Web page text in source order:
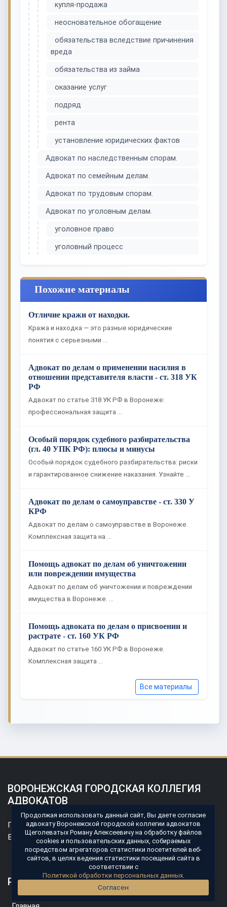
купля-продажа
неосновательное обогащение
обязательства вследствие причинения
вреда
обязательства из займа
оказание услуг
подряд
рента
установление юридических фактов
Адвокат по наследственным спорам.
Адвокат по семейным делам.
Адвокат по трудовым спорам.
Адвокат по уголовным делам.
уголовное право
уголовный процесс
Похожие материалы
Отличие кражи от находки.
Кража и находка — это разные юридические
понятия с серьезными …
Адвокат по делам о применении насилия в
отношении представителя власти - ст. 318 УК
РФ
Адвокат по статье 318 УК РФ в Воронеже:
профессиональная защита …
Особый порядок судебного разбирательства
(гл. 40 УПК РФ): плюсы и минусы
Особый порядок судебного разбирательства: риски
и гарантированное снижение наказания. Узнайте …
Адвокат по делам о самоуправстве - ст. 330 У
КРФ
Адвокат по делам о самоуправстве в Воронеже.
Комплексная защита на …
Помощь адвокат по делам об уничтожении
или повреждении имущества
Адвокат по делам об уничтожении и повреждении
имущества в Воронеже. …
Помощь адвоката по делам о присвоении и
растрате - ст. 160 УК РФ
Адвокат по статье 160 УК РФ в Воронеже.
Комплексная защита …
Все материалы
ВОРОНЕЖСКАЯ ГОРОДСКАЯ КОЛЛЕГИЯ
АДВОКАТОВ
Профессиональная юридическая помощь в Воронеже и
Воронежской области.
8 (960) 111-45-69
РАЗДЕЛЫ
Продолжая использовать данный сайт, Вы даете согласие
адвокату Воронежской городской коллегии адвокатов
Щеголеватых Роману Алексеевичу на обработку файлов
cookies и пользовательских данных, собираемых
посредством агрегаторов статистики посетителей веб-
сайтов, в целях ведения статистики посещений сайта в
соответствии с
Политикой обработки персональных данных.
Согласен